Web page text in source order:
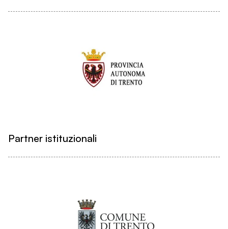
Partner istituzionali